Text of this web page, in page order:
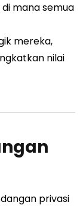
mana semua
mereka,
nilai
privasi